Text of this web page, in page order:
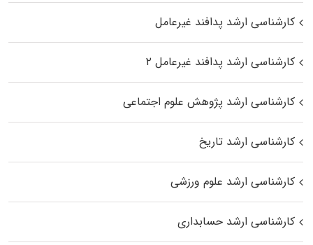
کارشناسی ارشد پدافند غیرعامل
کارشناسی ارشد پدافند غیرعامل ۲
کارشناسی ارشد پژوهش علوم اجتماعی
کارشناسی ارشد تاریخ
کارشناسی ارشد علوم ورزشی
کارشناسی ارشد حسابداری